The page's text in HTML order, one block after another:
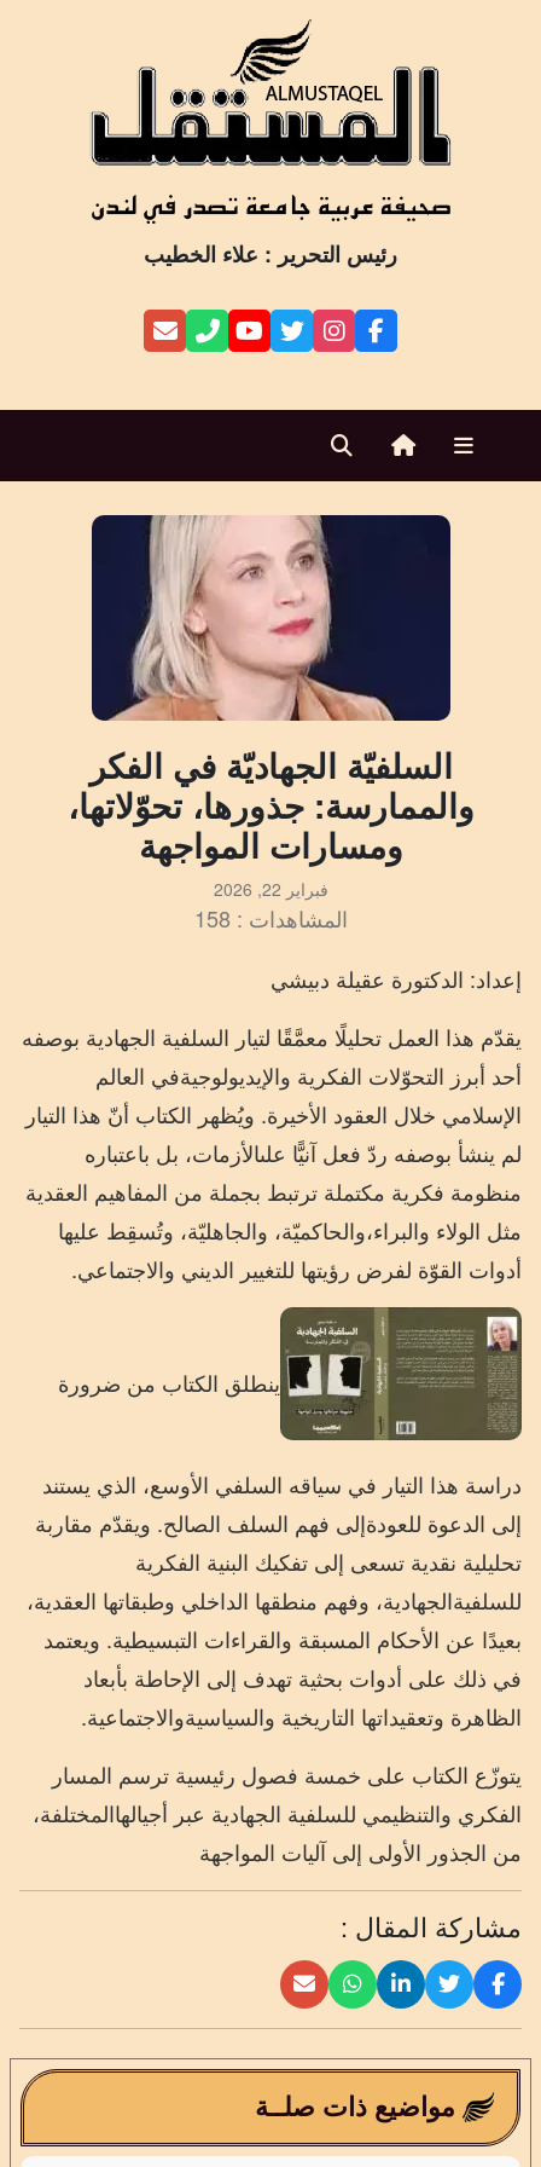
رئيس التحرير : علاء الخطيب
السلفيّة الجهاديّة في الفكر
والممارسة: جذورها، تحوّلاتها،
ومسارات المواجهة
فبراير 22, 2026
المشاهدات : 158
إعداد: الدكتورة عقيلة دبيشي
يقدّم هذا العمل تحليلًا معمَّقًا لتيار السلفية الجهادية بوصفه
أحد أبرز التحوّلات الفكرية والإيديولوجيةفي العالم
الإسلامي خلال العقود الأخيرة. ويُظهر الكتاب أنّ هذا التيار
لم ينشأ بوصفه ردّ فعل آنيًّا علىالأزمات، بل باعتباره
منظومة فكرية مكتملة ترتبط بجملة من المفاهيم العقدية
مثل الولاء والبراء،والحاكميّة، والجاهليّة، وتُسقِط عليها
أدوات القوّة لفرض رؤيتها للتغيير الديني والاجتماعي.
ينطلق الكتاب من ضرورة
دراسة هذا التيار في سياقه السلفي الأوسع، الذي يستند
إلى الدعوة للعودةإلى فهم السلف الصالح. ويقدّم مقاربة
تحليلية نقدية تسعى إلى تفكيك البنية الفكرية
للسلفيةالجهادية، وفهم منطقها الداخلي وطبقاتها العقدية،
بعيدًا عن الأحكام المسبقة والقراءات التبسيطية. ويعتمد
في ذلك على أدوات بحثية تهدف إلى الإحاطة بأبعاد
الظاهرة وتعقيداتها التاريخية والسياسيةوالاجتماعية.
يتوزّع الكتاب على خمسة فصول رئيسية ترسم المسار
الفكري والتنظيمي للسلفية الجهادية عبر أجيالهاالمختلفة،
من الجذور الأولى إلى آليات المواجهة
مشاركة المقال :
مواضيع ذات صلــة